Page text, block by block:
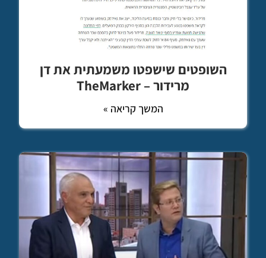
השופטים שישפטו משמעתית את דן
מרידור – TheMarker
המשך קריאה »